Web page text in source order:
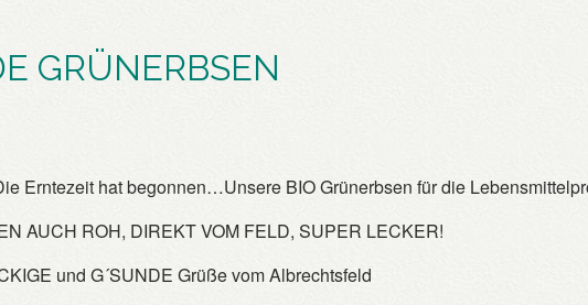
GRÜNERBSEN
Erntezeit hat begonnen…Unsere BIO Grünerbsen für die
AUCH ROH, DIREKT VOM FELD, SUPER LECKER!
und G´SUNDE Grüße vom Albrechtsfeld